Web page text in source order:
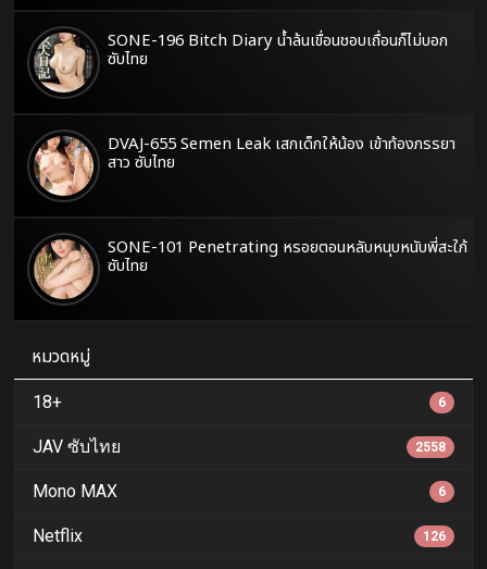
SONE-196 Bitch Diary น้ำล้นเขื่อนชอบเถื่อนก็ไม่บอก
ซับไทย
DVAJ-655 Semen Leak เสกเด็กให้น้อง เข้าท้องภรรยา
สาว ซับไทย
SONE-101 Penetrating หรอยตอนหลับหนุบหนับพี่สะใภ้
ซับไทย
หมวดหมู่
18+ 6
JAV ซับไทย 2558
Mono MAX 6
Netflix 126